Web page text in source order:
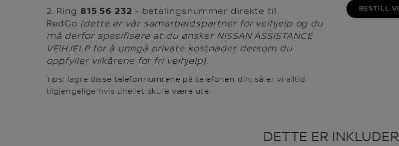
2. Ring 815 56 232 - betalingsnummer direkte til
RedGo (dette er vår samarbeidspartner for veihjelp og du
må derfor spesifisere at du ønsker NISSAN ASSISTANCE
VEIHJELP for å unngå private kostnader dersom du
oppfyller vilkårene for fri veihjelp).
Tips: lagre disse telefonnumrene på telefonen din, så er vi alltid
tilgjengelige hvis uhellet skulle være ute.
BESTILL
DETTE ER